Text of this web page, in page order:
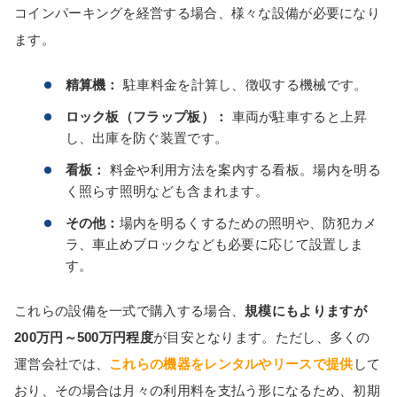
コインパーキングを経営する場合、様々な設備が必要になり
ます。
精算機： 駐車料金を計算し、徴収する機械です。
ロック板（フラップ板）：
車両が駐車すると上昇
し、出庫を防ぐ装置です。
看板：
料金や利用方法を案内する看板。場内を明る
く照らす照明なども含まれます。
その他： 場内を明るくするための照明や、防犯カメ
ラ、車止めブロックなども必要に応じて設置しま
す。
これらの設備を一式で購入する場合、規模にもよりますが
200万円～500万円程度が目安となります。ただし、多くの
運営会社では、 これらの機器をレンタルやリースで提供して
おり、その場合は月々の利用料を支払う形になるため、初期